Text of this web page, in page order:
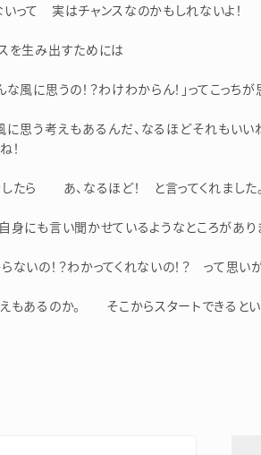
って 実はチャンスなのかもしれないよ！
を生み出すためには
な風に思うの！？わけわからん！」ってこっちが
に思う考えもあるんだ、なるほどそれもい
！
たら あ、なるほど！ と言ってくれました。
身にも言い聞かせているようなところがあり
ないの！？わかってくれないの！？ って思い
もあるのか。 そこからスタートできるとい